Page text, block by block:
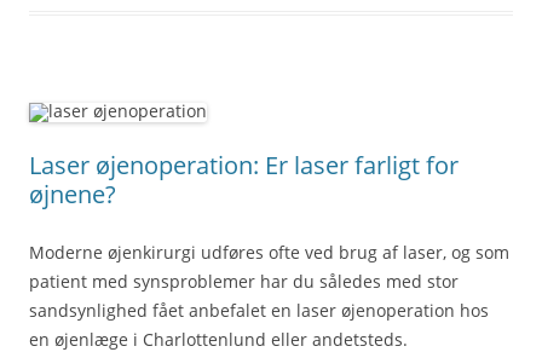
Laser øjenoperation: Er laser farligt for
øjnene?
Moderne øjenkirurgi udføres ofte ved brug af laser, og som
patient med synsproblemer har du således med stor
sandsynlighed fået anbefalet en laser øjenoperation hos
en øjenlæge i Charlottenlund eller andetsteds.